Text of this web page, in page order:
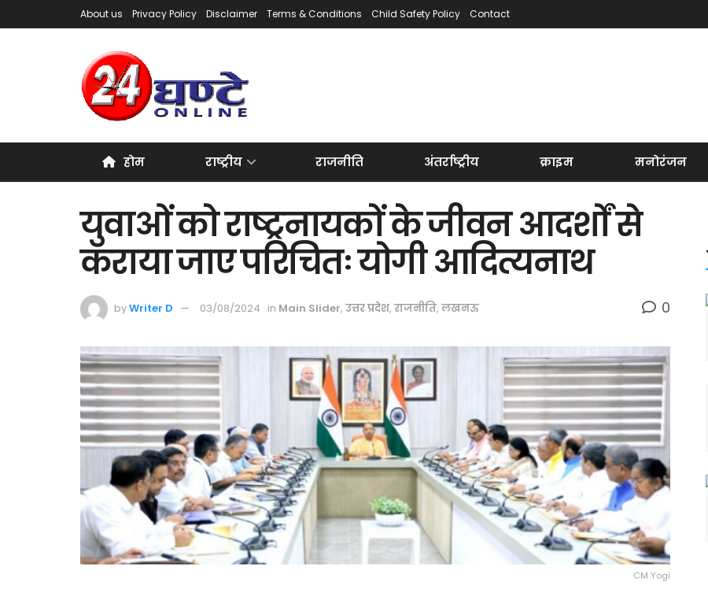
About us Privacy Policy Disclaimer Terms & Conditions Child Safety Policy Contact
होम राष्ट्रीय राजनीति अंतर्राष्ट्रीय क्राइम मनोरंजन
युवाओं को राष्ट्रनायकों के जीवन आदर्शों से
कराया जाए परिचितः योगी आदित्यनाथ
byWriter D 03/08/2024 in Main Slider, उत्तर प्रदेश, राजनीति, लखनऊ 0
CM Yogi